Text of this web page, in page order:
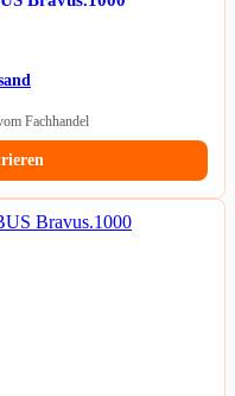
Fachhandel